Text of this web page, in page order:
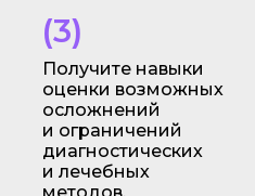
Получите навыки
оценки возможных
осложнений
и ограничений
диагностических
и лечебных
(3)